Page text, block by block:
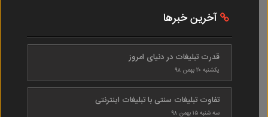
آخرین خبرها
قدرت تبلیغات در دنیای امروز
یکشنبه ۲۰ بهمن ۹۸
تفاوت تبلیغات سنتی با تبلیغات اینترنتی
سه شنبه ۱۵ بهمن ۹۸